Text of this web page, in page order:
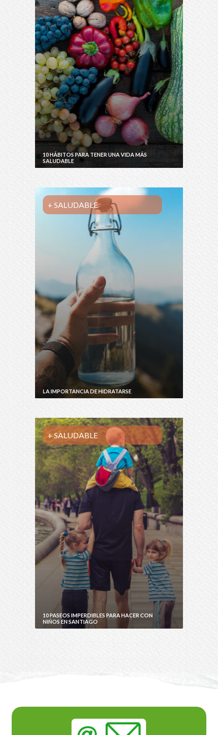
10 HÁBITOS PARA TENER UNA VIDA MÁS
SALUDABLE
+ SALUDABLE
LA IMPORTANCIA DE HIDRATARSE
+ SALUDABLE
10 PASEOS IMPERDIBLES PARA HACER CON
NIÑOS EN SANTIAGO